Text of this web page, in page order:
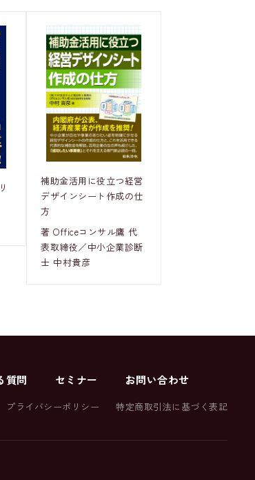
補助金活用に役立つ経営
デザインシート作成の仕
方
著 Officeコンサル鷹 代
表取締役／中小企業診断
士 中村貴彦
質問 セミナー お問い合わせ
プライバシーポリシー 特定商取引法に基づく表記